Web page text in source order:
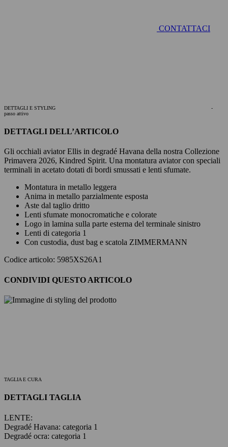
CONTATTACI
DETTAGLI E STYLING
-
passo attivo
DETTAGLI DELL’ARTICOLO
Gli occhiali aviator Ellis in degradé Havana della nostra Collezione
Primavera 2026, Kindred Spirit. Una montatura aviator con speciali
terminali in acetato dotati di bordi smussati e lenti sfumate.
Montatura in metallo leggera
Anima in metallo parzialmente esposta
Aste dal taglio dritto
Lenti sfumate monocromatiche e colorate
Logo in lamina sulla parte esterna del terminale sinistro
Lenti di categoria 1
Con custodia, dust bag e scatola ZIMMERMANN
Codice articolo: 5985XS26A1
CONDIVIDI QUESTO ARTICOLO
TAGLIA E CURA
DETTAGLI TAGLIA
LENTE:
Degradé Havana: categoria 1
Degradé ocra: categoria 1